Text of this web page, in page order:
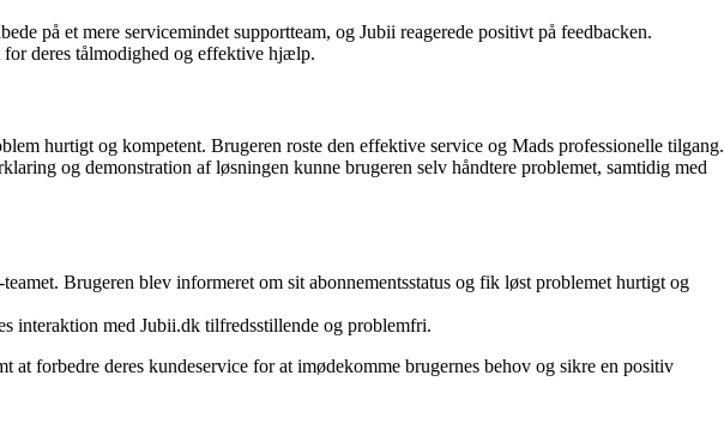
på et mere servicemindet supportteam, og Jubii reagerede positivt på feedbacken.
deres tålmodighed og effektive hjælp.
hurtigt og kompetent. Brugeren roste den effektive service og Mads professionelle tilgang.
og demonstration af løsningen kunne brugeren selv håndtere problemet, samtidig med
Brugeren blev informeret om sit abonnementsstatus og fik løst problemet hurtigt og
interaktion med Jubii.dk tilfredsstillende og problemfri.
at forbedre deres kundeservice for at imødekomme brugernes behov og sikre en positiv